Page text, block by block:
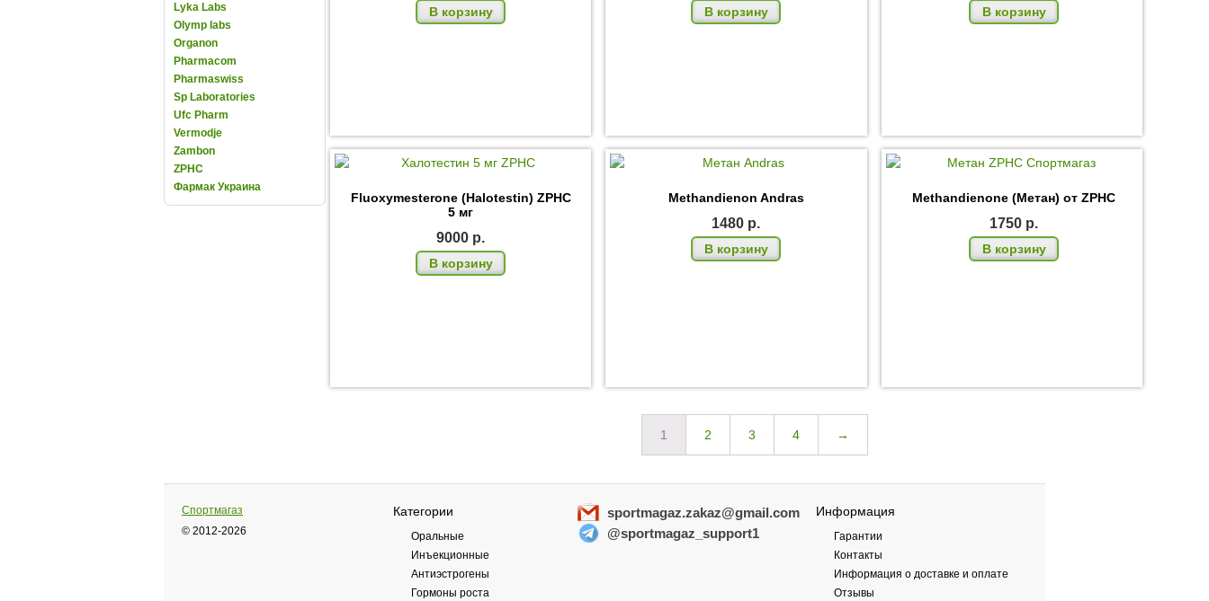
Lyka Labs
Olymp labs
Organon
Pharmacom
Pharmaswiss
Sp Laboratories
Ufc Pharm
Vermodje
Zambon
ZPHC
Фармак Украина
В корзину В корзину В корзину
Fluoxymesterone (Halotestin) ZPHC
5 мг
9000 р.
В корзину
Methandienon Andras
1480 р.
В корзину
Methandienone (Метан) от ZPHC
1750 р.
В корзину
1 2 3 4 →
Информация
Гарантии
Контакты
Информация о доставке и оплате
Отзывы
sportmagaz.zakaz@gmail.com
@sportmagaz_support1
Категории
Оральные
Инъекционные
Антиэстрогены
Гормоны роста
Спортмагаз
© 2012-2026